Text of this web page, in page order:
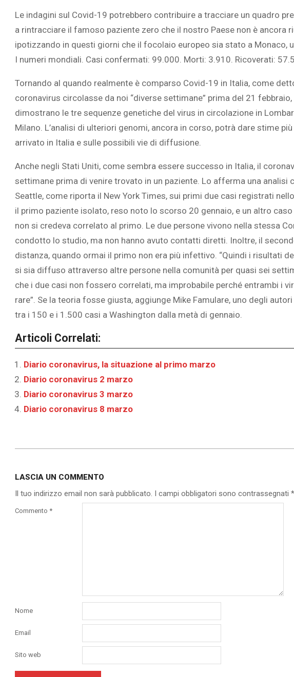
Le indagini sul Covid-19 potrebbero contribuire a tracciare un quadro
a rintracciare il famoso paziente zero che il nostro Paese non è ancora
ipotizzando in questi giorni che il focolaio europeo sia stato a Monaco,
I numeri mondiali. Casi confermati: 99.000. Morti: 3.910. Ricoverati:
Tornando al quando realmente è comparso Covid-19 in Italia, come
coronavirus circolasse da noi “diverse settimane” prima del 21
dimostrano le tre sequenze genetiche del virus in circolazione in
Milano. L’analisi di ulteriori genomi, ancora in corso, potrà dare stime
arrivato in Italia e sulle possibili vie di diffusione.
Anche negli Stati Uniti, come sembra essere successo in Italia, il
settimane prima di venire trovato in un paziente. Lo afferma una analisi
Seattle, come riporta il New York Times, sui primi due casi registrati
il primo paziente isolato, reso noto lo scorso 20 gennaio, e un altro
non si credeva correlato al primo. Le due persone vivono nella stessa
condotto lo studio, ma non hanno avuto contatti diretti. Inoltre, il
distanza, quando ormai il primo non era più infettivo. “Quindi i risultati
si sia diffuso attraverso altre persone nella comunità per quasi sei
che i due casi non fossero correlati, ma improbabile perché entrambi i
rare”. Se la teoria fosse giusta, aggiunge Mike Famulare, uno degli
tra i 150 e i 1.500 casi a Washington dalla metà di gennaio.
Articoli Correlati:
Diario coronavirus, la situazione al primo marzo
Diario coronavirus 2 marzo
Diario coronavirus 3 marzo
Diario coronavirus 8 marzo
06
LASCIA UN COMMENTO
Il tuo indirizzo email non sarà pubblicato.
I campi obbligatori sono contrassegnati *
Commento *
Nome
Email
Sito web